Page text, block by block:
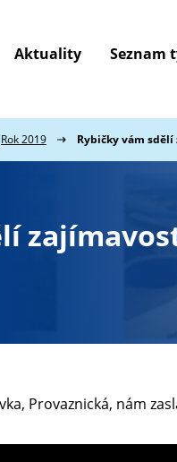
Aktuality Seznam
Rok 2019 Rybičky vám sdělí
Provaznická, nám